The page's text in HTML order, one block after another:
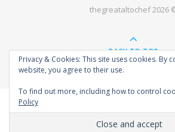
thegreataltochef 2026
BACK TO TOP
Privacy & Cookies: This site uses cookies. By
website, you agree to their use.
To find out more, including how to control
Policy